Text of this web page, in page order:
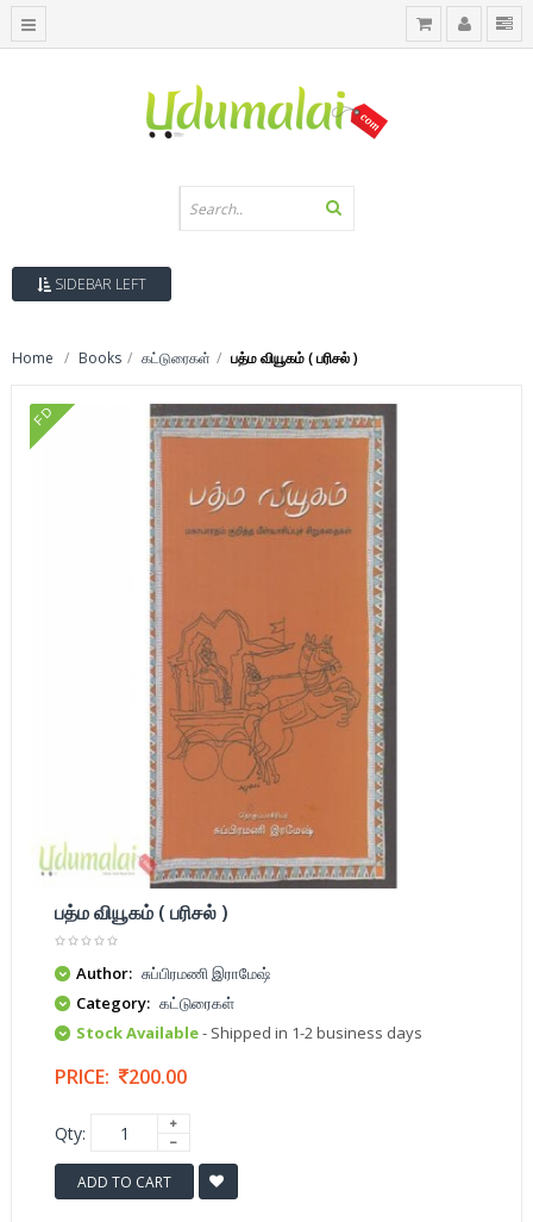
SIDEBAR LEFT
Home Books கட்டுரைகள் பத்ம வியூகம் ( பரிசல் )
FD
பத்ம வியூகம் ( பரிசல் )
Author: சுப்பிரமணி இராமேஷ்
Category: கட்டுரைகள்
Stock Available- Shipped in 1-2 business days
PRICE: 200.00
Qty:
ADD TO CART